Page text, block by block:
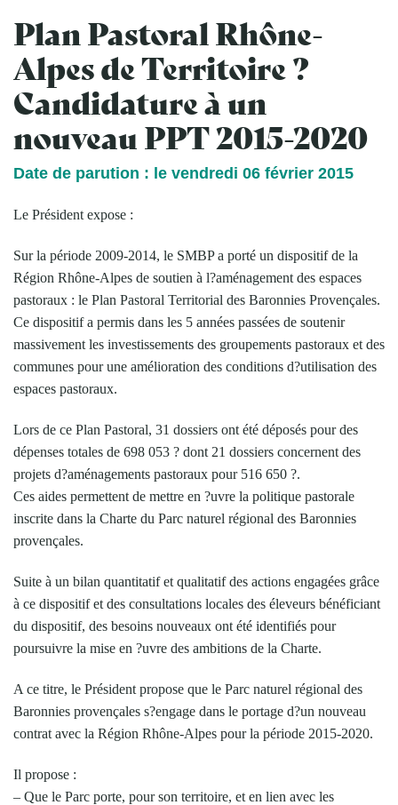
Plan Pastoral Rhône-
Alpes de Territoire ?
Candidature à un
nouveau PPT 2015-2020
Date de parution : le vendredi 06 février 2015
Le Président expose :
Sur la période 2009-2014, le SMBP a porté un dispositif de la
Région Rhône-Alpes de soutien à l?aménagement des espaces
pastoraux : le Plan Pastoral Territorial des Baronnies Provençales.
Ce dispositif a permis dans les 5 années passées de soutenir
massivement les investissements des groupements pastoraux et des
communes pour une amélioration des conditions d?utilisation des
espaces pastoraux.
Lors de ce Plan Pastoral, 31 dossiers ont été déposés pour des
dépenses totales de 698 053 ? dont 21 dossiers concernent des
projets d?aménagements pastoraux pour 516 650 ?.
Ces aides permettent de mettre en ?uvre la politique pastorale
inscrite dans la Charte du Parc naturel régional des Baronnies
provençales.
Suite à un bilan quantitatif et qualitatif des actions engagées grâce
à ce dispositif et des consultations locales des éleveurs bénéficiant
du dispositif, des besoins nouveaux ont été identifiés pour
poursuivre la mise en ?uvre des ambitions de la Charte.
A ce titre, le Président propose que le Parc naturel régional des
Baronnies provençales s?engage dans le portage d?un nouveau
contrat avec la Région Rhône-Alpes pour la période 2015-2020.
Il propose :
– Que le Parc porte, pour son territoire, et en lien avec les